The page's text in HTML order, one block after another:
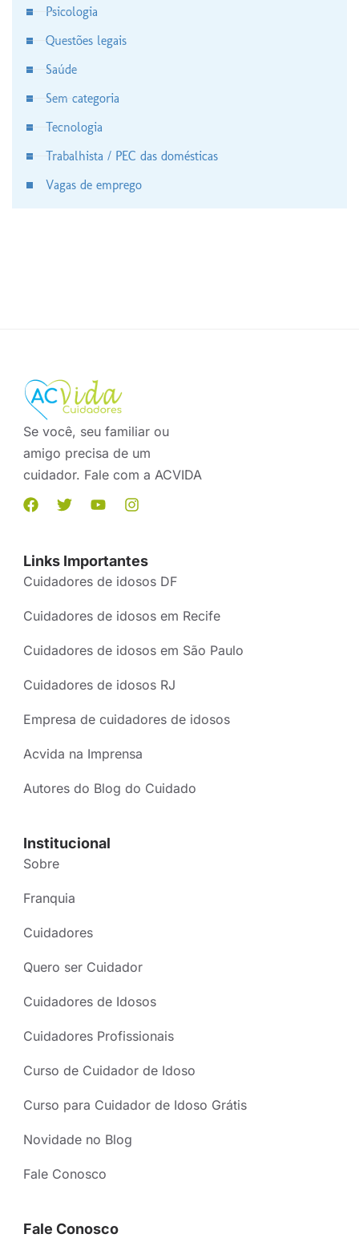
Psicologia
Questões legais
Saúde
Sem categoria
Tecnologia
Trabalhista / PEC das domésticas
Vagas de emprego
Se você, seu familiar ou
amigo precisa de um
cuidador. Fale com a ACVIDA
Links Importantes
Cuidadores de idosos DF
Cuidadores de idosos em Recife
Cuidadores de idosos em São Paulo
Cuidadores de idosos RJ
Empresa de cuidadores de idosos
Acvida na Imprensa
Autores do Blog do Cuidado
Institucional
Sobre
Franquia
Cuidadores
Quero ser Cuidador
Cuidadores de Idosos
Cuidadores Profissionais
Curso de Cuidador de Idoso
Curso para Cuidador de Idoso Grátis
Novidade no Blog
Fale Conosco
Fale Conosco